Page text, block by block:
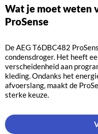
Wat je moet weten van de AEG T6DBC482
ProSense
De AEG T6DBC482
condensdroger. Het heeft
verscheidenheid aan
kleding. Ondanks het
afvoerslang, maakt de
sterke keuze.